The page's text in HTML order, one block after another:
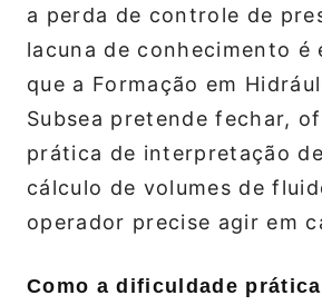
a perda de controle de
lacuna de conhecimento é
que a Formação em
Subsea pretende fechar,
prática de interpretação
cálculo de volumes de
operador precise agir em
Como a dificuldade